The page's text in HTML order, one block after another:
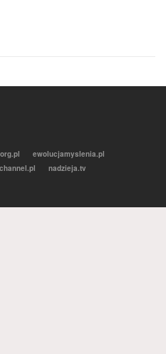
ewolucjamyslenia.pl
nadzieja.tv